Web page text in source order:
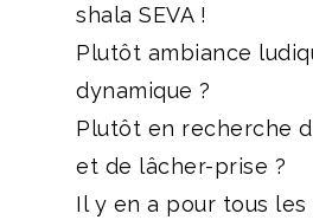
shala SEVA !
Plutôt ambiance
dynamique ?
Plutôt en recherche
et de lâcher-prise ?
Il y en a pour tous les